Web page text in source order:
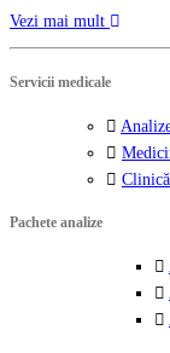
Vezi mai mult
Servicii medicale
Pachete analize